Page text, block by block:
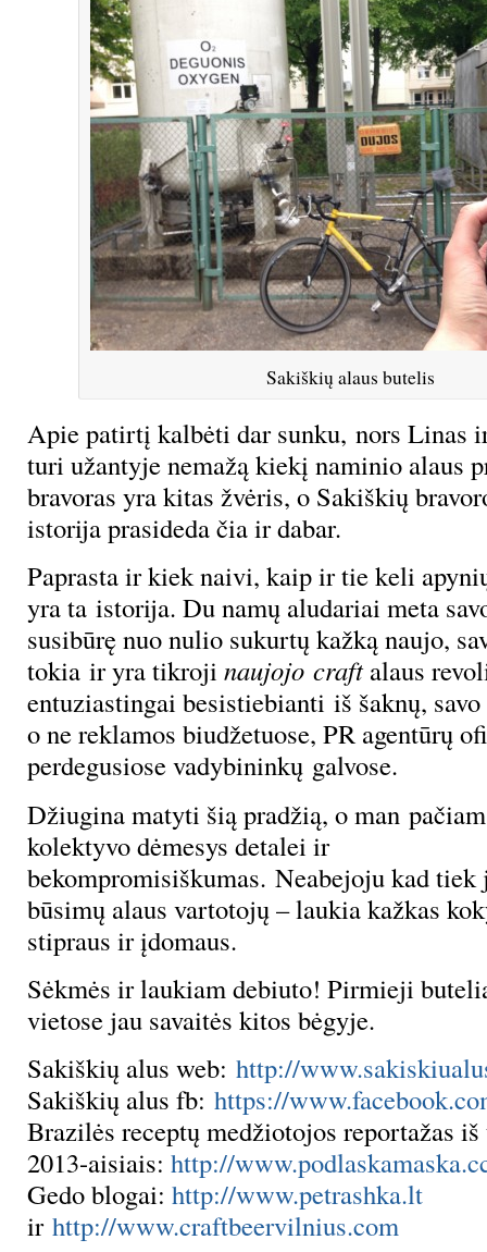
Sakiškių alaus butelis
Apie patirtį kalbėti dar sunku, nors Linas
turi užantyje nemažą kiekį naminio alaus
bravoras yra kitas žvėris, o Sakiškių
istorija prasideda čia ir dabar.
Paprasta ir kiek naivi, kaip ir tie keli
yra ta istorija. Du namų aludariai meta
susibūrę nuo nulio sukurtų kažką naujo,
tokia ir yra tikroji naujojo craftalaus
entuziastingai besistiebianti iš šaknų, savo
o ne reklamos biudžetuose, PR agentūrų
perdegusiose vadybininkų galvose.
Džiugina matyti šią pradžią, o man
kolektyvo dėmesys detalei ir
bekompromisiškumas. Neabejoju kad
būsimų alaus vartotojų – laukia kažkas
stipraus ir įdomaus.
Sėkmės ir laukiam debiuto! Pirmieji
vietose jau savaitės kitos bėgyje.
Sakiškių alus web: http://
Sakiškių alus fb: https://
Brazilės receptų medžiotojos reportažas
2013-aisiais: http://
Gedo blogai: http://www.petrashka.lt
ir http://www.craftbeervilnius.com